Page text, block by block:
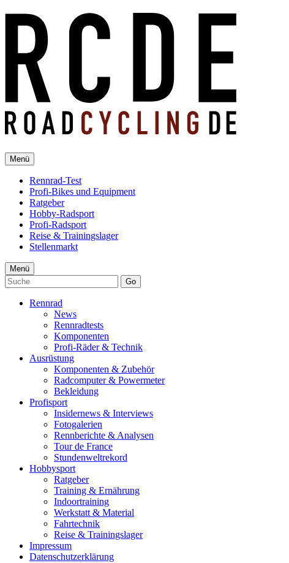
Menü
Rennrad-Test
Profi-Bikes und Equipment
Ratgeber
Hobby-Radsport
Profi-Radsport
Reise & Trainingslager
Stellenmarkt
Menü
Go
Rennrad
News
Rennradtests
Komponenten
Profi-Räder & Technik
Ausrüstung
Komponenten & Zubehör
Radcomputer & Powermeter
Bekleidung
Profisport
Insidernews & Interviews
Fotogalerien
Rennberichte & Analysen
Tour de France
Stundenweltrekord
Hobbysport
Ratgeber
Training & Ernährung
Indoortraining
Werkstatt & Material
Fahrtechnik
Reise & Trainingslager
Impressum
Datenschutzerklärung